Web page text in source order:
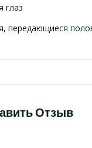
глаз
передающиеся
Отзыв